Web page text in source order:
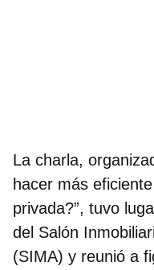
La charla,
hacer más
privada?”, tuvo
del Salón
(SIMA) y reunió a